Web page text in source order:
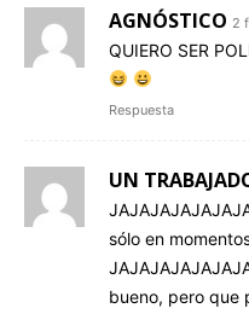
AGNÓSTICO 2
QUIERO SER
Respuesta
UN
sólo en
bueno, pero que